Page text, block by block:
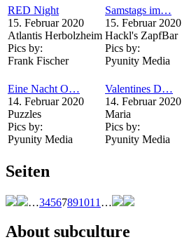
RED Night
15. Februar 2020
Atlantis Herbolzheim
Pics by:
Frank Fischer
Samstags im…
15. Februar 2020
Hackl's ZapfBar
Pics by:
Pyunity Media
Eine Nacht O…
14. Februar 2020
Puzzles
Pics by:
Pyunity Media
Valentines D…
14. Februar 2020
Maria
Pics by:
Pyunity Media
Seiten
…34567891011 …
About subculture